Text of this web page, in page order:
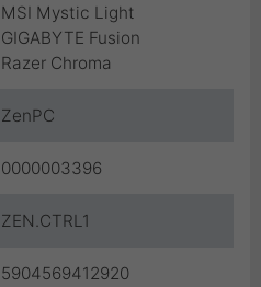
MSI Mystic Light
GIGABYTE Fusion
Razer Chroma
ZenPC
0000003396
ZEN.CTRL1
5904569412920